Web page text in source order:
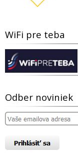
WiFi pre teba
Odber noviniek